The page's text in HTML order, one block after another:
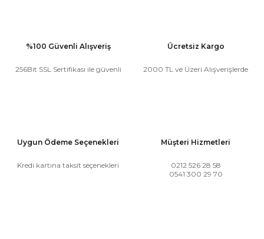
%100 Güvenli Alışveriş
256Bit SSL Sertifikası ile güvenli
Ücretsiz Kargo
2000 TL ve Üzeri Alışverişlerde
Uygun Ödeme Seçenekleri
Kredi kartına taksit seçenekleri
Müşteri Hizmetleri
0212 526 28 58
0541 300 29 70